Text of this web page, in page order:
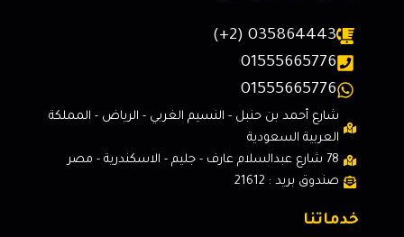
(+2) 035864443
01555665776
01555665776
شارع أحمد بن حنبل - النسيم الغربي - الرياض - المملكة
العربية السعودية
78 شارع عبدالسلام عارف - جليم - الاسكندرية - مصر
صندوق بريد : 21612
خدماتنا